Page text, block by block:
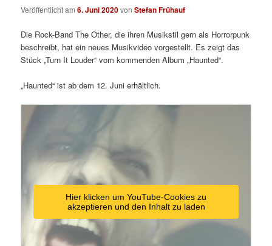
Veröffentlicht am6. Juni 2020vonStefan Frühauf
Die Rock-Band The Other, die ihren Musikstil gern als Horrorpunk
beschreibt, hat ein neues Musikvideo vorgestellt. Es zeigt das
Stück „Turn It Louder“ vom kommenden Album „Haunted“.
„Haunted“ ist ab dem 12. Juni erhältlich.
Hier klicken um YouTube-Cookies zu
akzeptieren und den Inhalt zu laden